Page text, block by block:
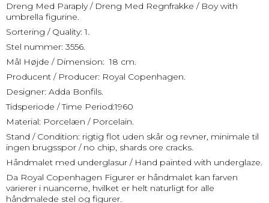
Dreng Med Paraply / Dreng Med Regnfrakke / Boy with
umbrella figurine.
Sortering / Quality: 1.
Stel nummer: 3556.
Mål Højde / Dimension: 18 cm.
Producent / Producer: Royal Copenhagen.
Designer: Adda Bonfils.
Tidsperiode / Time Period:1960
Material: Porcelæn / Porcelain.
Stand / Condition: rigtig flot uden skår og revner, minimale til
ingen brugsspor / no chip, shards ore cracks.
Håndmalet med underglasur / Hand painted with underglaze.
Da Royal Copenhagen Figurer er håndmalet kan farven
varierer i nuancerne, hvilket er helt naturligt for alle
håndmalede stel og figurer.